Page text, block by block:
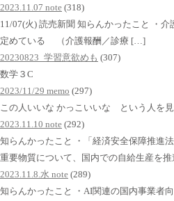
2023.11.07 note (318)
11/07(火) 読売新聞 知らんかったこと ・
定めている （介護報酬／診療 […]
20230823_学習意欲めも (307)
数学３C
2023/11/29 memo (297)
この人いいな かっこいいな という人を
2023.11.10 note (292)
知らんかったこと ・「経済安全保障推進
重要物質について、国内での自給生産を
2023.11.8.水 note (289)
知らんかったこと ・AI関連の国内事業者